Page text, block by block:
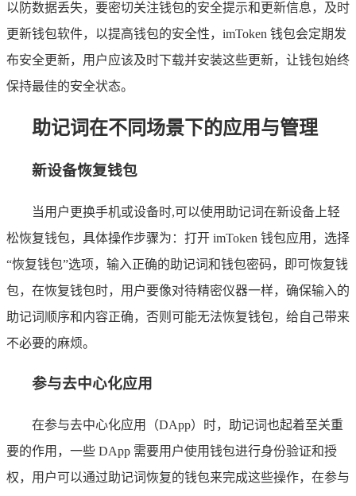
以防数据丢失，要密切关注钱包的安全提示和更新信息，及时
更新钱包软件，以提高钱包的安全性，imToken 钱包会定期发
布安全更新，用户应该及时下载并安装这些更新，让钱包始终
保持最佳的安全状态。
助记词在不同场景下的应用与管理
新设备恢复钱包
当用户更换手机或设备时,可以使用助记词在新设备上轻
松恢复钱包，具体操作步骤为：打开 imToken 钱包应用，选择
“恢复钱包”选项，输入正确的助记词和钱包密码，即可恢复钱
包，在恢复钱包时，用户要像对待精密仪器一样，确保输入的
助记词顺序和内容正确，否则可能无法恢复钱包，给自己带来
不必要的麻烦。
参与去中心化应用
在参与去中心化应用（DApp）时，助记词也起着至关重
要的作用，一些 DApp 需要用户使用钱包进行身份验证和授
权，用户可以通过助记词恢复的钱包来完成这些操作，在参与